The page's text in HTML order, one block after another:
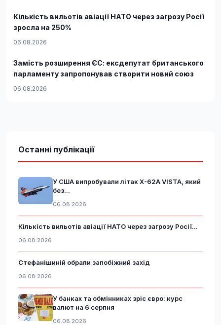
Кількість вильотів авіації НАТО через загрозу Росії
зросла на 250%
06.08.2026
Замість розширення ЄС: ексдепутат британського
парламенту запропонував створити новий союз
06.08.2026
Останні публікації
У США випробували літак X-62A VISTA, який
без...
06.08.2026
Кількість вильотів авіації НАТО через загрозу Росії...
06.08.2026
Стефанішиній обрали запобіжний захід
06.08.2026
У банках та обмінниках зріс євро: курс
валют на 6 серпня
06.08.2026